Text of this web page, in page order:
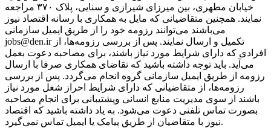
خیابان مطهری، بین میرزای شیرازی و سنایی، پلاک ۳۷۰ مراجعه
نمایند. همچنین متقاضیانی که مایل به همکاری با رسانه‌ اقتصاد نیوز
می‌باشند می‌توانند رزومه خود را از طریق ایمیل سازمانی
jobs@den.ir تکمیل و ارسال نمایند. پس از بررسی رزومه‌ها، از
افرادی که دارای شرایط مورد نیاز باشند، برای مصاحبه دعوت بعمل
می‌آید. باید توجه داشته باشید که تقاضای همکاری صرفا با ارسال
رزومه از طریق ایمیل سازمانی گروه انجام می‌گردد. پس از بررسی
رزومه‌ها، از متقاضیانی که دارای شرایط احراز شغل مورد نیاز
باشند از سوی مدیریت منابع انسانی وپشتیبانی برای انجام مصاحبه
بصورت تماس تلفنی دعوت می‌شود. به یاد داشته باشید که اقتصاد
نیوز با متقاضیان از طریق پیامک یا ایمیل تماس نمی‌گیرد.